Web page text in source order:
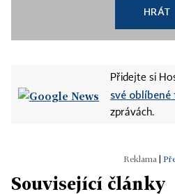
HRÁT
Přidejte si
své
zprávách.
Související články